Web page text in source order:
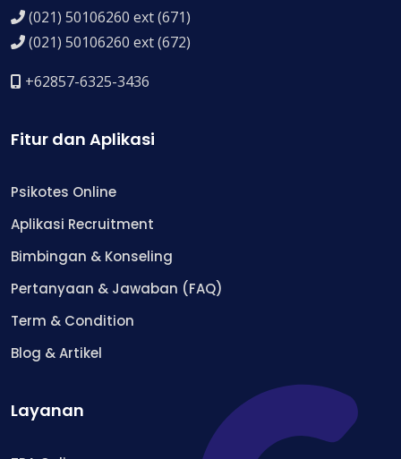
(021) 50106260 ext (671)
(021) 50106260 ext (672)
+62857-6325-3436
Fitur dan Aplikasi
Psikotes Online
Aplikasi Recruitment
Bimbingan & Konseling
Pertanyaan & Jawaban (FAQ)
Term & Condition
Blog & Artikel
Layanan